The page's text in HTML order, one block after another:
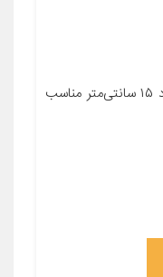
معرفی محصول جزئیات محصول ابعاد ۱۵ سانتی‌متر مناسب